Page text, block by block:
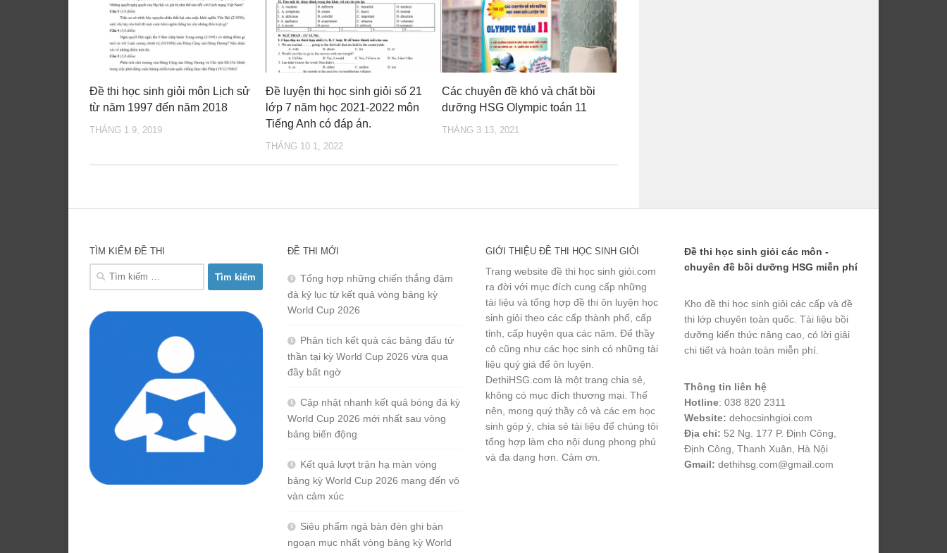
Đề thi học sinh giỏi môn Lịch sử
từ năm 1997 đến năm 2018
THÁNG 1 9, 2019
Đề luyện thi học sinh giỏi số 21
lớp 7 năm học 2021-2022 môn
Tiếng Anh có đáp án.
THÁNG 10 1, 2022
Các chuyên đề khó và chất bồi
dưỡng HSG Olympic toán 11
THÁNG 3 13, 2021
TÌM KIẾM ĐỀ THI
Tìm
ĐỀ THI MỚI
Tổng hợp những chiến thắng đậm
đà kỷ lục từ kết quả vòng bảng kỳ
World Cup 2026
Phân tích kết quả các bảng đấu tử
thần tại kỳ World Cup 2026 vừa qua
đầy bất ngờ
Cập nhật nhanh kết quả bóng đá kỳ
World Cup 2026 mới nhất sau vòng
bảng biến động
Kết quả lượt trận hạ màn vòng
bảng kỳ World Cup 2026 mang đến vô
vàn cảm xúc
Siêu phẩm ngả bàn đèn ghi bàn
ngoạn mục nhất vòng bảng kỳ World
GIỚI THIỆU ĐỀ THI HỌC SINH GIỎI
Trang website đề thi học sinh giỏi.com
ra đời với mục đích cung cấp những
tài liệu và tổng hợp đề thi ôn luyện học
sinh giỏi theo các cấp thành phố, cấp
tỉnh, cấp huyện qua các năm. Để thầy
cô cũng như các học sinh có những tài
liệu quý giá để ôn luyện.
DethiHSG.com là một trang chia sẻ,
không có mục đích thương mại. Thế
nên, mong quý thầy cô và các em học
sinh góp ý, chia sẻ tài liệu để chúng tôi
tổng hợp làm cho nội dung phong phú
và đa dạng hơn. Cảm ơn.
Đề thi học sinh giỏi các môn -
chuyên đề bồi dưỡng HSG miễn phí
Kho đề thi học sinh giỏi các cấp và đề
thi lớp chuyên toàn quốc. Tài liệu bồi
dưỡng kiến thức nâng cao, có lời giải
chi tiết và hoàn toàn miễn phí.
Thông tin liên hệ
Hotline: 038 820 2311
Website: dehocsinhgioi.com
Địa chỉ: 52 Ng. 177 P. Định Công,
Định Công, Thanh Xuân, Hà Nội
Gmail: dethihsg.com@gmail.com